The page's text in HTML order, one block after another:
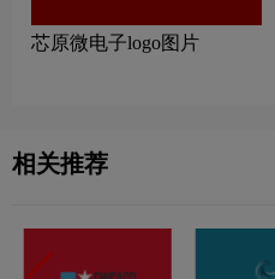
芯原微电子logo图片
相关推荐